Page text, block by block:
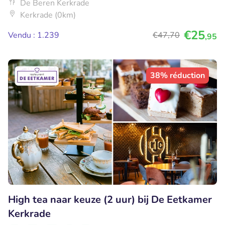
De Beren Kerkrade
Kerkrade (0km)
Vendu : 1.239
€47,70 €25,95
38% réduction
High tea naar keuze (2 uur) bij De Eetkamer
Kerkrade